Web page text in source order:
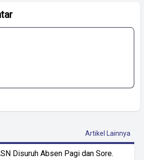
Artikel Lainnya
Disuruh Absen Pagi dan Sore.